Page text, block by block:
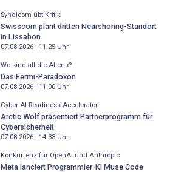
Syndicom übt Kritik
Swisscom plant dritten Nearshoring-Standort
in Lissabon
07.08.2026 - 11:25Uhr
Wo sind all die Aliens?
Das Fermi-Paradoxon
07.08.2026 - 11:00Uhr
Cyber AI Readiness Accelerator
Arctic Wolf präsentiert Partnerprogramm für
Cybersicherheit
07.08.2026 - 14:33Uhr
Konkurrenz für OpenAI und Anthropic
Meta lanciert Programmier-KI Muse Code